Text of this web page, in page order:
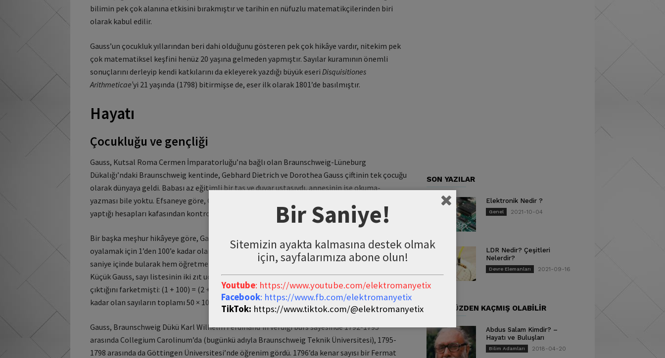
bilimin pek çok alanına etkisini bırakmıştır ve tarihin en nüfuzlu matematikçilerinden biri
olarak kabul edilir.
Gauss’un çocukluk yıllarından beri dahi olduğunu gösteren pek çok hikâye vardır, nitekim pek
çok matematiksel keşfini henüz 20 yaşına gelmeden yapmıştır. Sayılar kuramının önemli
sonuçlarını derleyip kendi katkılarını da ekleyerek yazdığı büyük eseri Disquisitiones
Arithmeticae’yi 21 yaşında (1798) bitirmişse de, eser ilk olarak 1801’de basılmıştır.
Hayatı
Çocukluğu ve gençliği
Gauss, Kutsal Roma Cermen İmparatorluğu’na bağlı olan Braunschweig-Lüneburg
Dükalığı’ndaki Braunschweig kentinde, Gebhard Dietrich ve Dorothea Gauss çiftinin tek çocuğu
olarak dünyaya geldi. Babası az eğitimli bir taş ve duvar ustasıydı, annesinin ise okuma-
yazması bile yoktu. Efsaneye göre, Gauss henüz üç yaşındayken, babasının kâğıt üzerinde
yaptığı hesapları kafasından kontrol edip düzelterek dehasını belli etti.
Bir başka meşhur hikâyeye göre, Gauss’un ilkokul öğretmeni J.G. Büttner, öğrencilerini
oyalamak için 1’den 100’e kadar olan sayıları toplamalarını isteyince, Gauss cevabı birkaç
saniye içinde bularak hem öğretmenini, hem de asistanı Martin Bertels’i hayrete düşürdü.
Küçük Gauss, sayı listesinin iki zıt ucundan birer sayı alıp topladığında hep aynı sonucun
çıktığını farketmişti: (1 + 100) = (2 + 99) = (3 + 98) = … = (50 + 51) = 101, vs. Böylece 1’den 100’e
kadar olan sayıların toplamı 50 × 101 = 5050 oluyordu.
Gauss, Braunschweig Dükü Karl Wilhelm Ferdinand’in verdiği burs sayesinde 1792-1795
arasında Collegium Carolinum’da (bugünkü adıyla Braunschweig Teknik Üniversitesi), 1795-
1798 arasında da Göttingen Üniversitesi’nde öğrenim gördü. 1796’da kenar sayısı bir Fermat
SON YAZILAR
Elektronik Nedir ?
Genel 2021-10-04
LDR Nedir? Çeşitleri
Nelerdir?
Devre Elemanları 2021-09-16
GÖZÜNÜZDEN KAÇMIŞ OLABILIR
Abdus Salam Kimdir? –
Hayatı ve Buluşları
Bilim Adamları 2018-04-20
Bir Saniye!
Sitemizin ayakta kalmasına destek olmak
için, sayfalarımıza abone olun!
Youtube: https://www.youtube.com/elektromanyetix
Facebook: https://www.fb.com/elektromanyetix
TikTok: https://www.tiktok.com/@elektromanyetix